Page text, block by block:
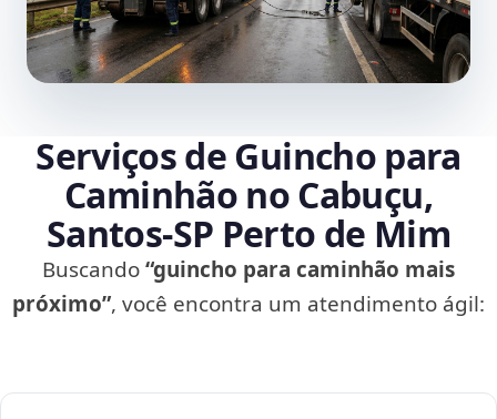
Serviços de Guincho para
Caminhão no Cabuçu,
Santos‑SP Perto de Mim
Buscando“guincho para caminhão mais
próximo”, você encontra um atendimento ágil: